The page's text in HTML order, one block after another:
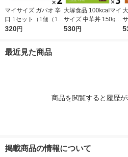
マイサイズ ガパオ 辛
口 1セット（1個（10
0g）×2） 100kcal
320円
大塚食品 100kcalマイ
サイズ 中華丼 150g 3
個 カロリーコントロ
530円
個 カロリー
最近見た商品
商品を閲覧すると履歴
掲載商品の情報について